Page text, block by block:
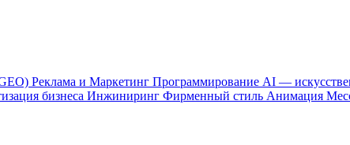
Реклама и Маркетинг Программирование AI —
бизнеса Инжиниринг Фирменный стиль Анимация